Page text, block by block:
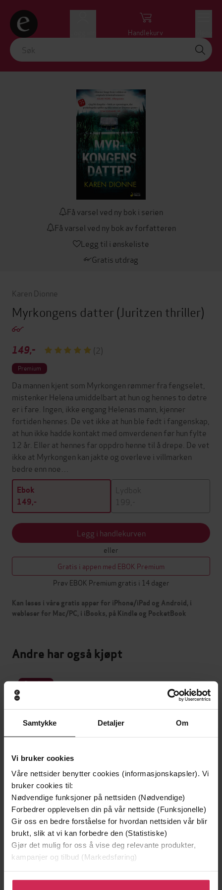
Samtykke Detaljer Om
Vi bruker cookies
Våre nettsider benytter cookies (informasjonskapsler). Vi
bruker cookies til:
Nødvendige funksjoner på nettsiden (Nødvendige)
Forbedrer opplevelsen din på vår nettside (Funksjonelle)
Gir oss en bedre forståelse for hvordan nettsiden vår blir
brukt, slik at vi kan forbedre den (Statistiske)
Gjør det mulig for oss å vise deg relevante produkter,
kampanjer og tilbud (Markedsføring)
Klikk på «Godta alle» for å gi oss ditt samtykke til å
Handlekurv
Få varsel ved ny bok i serien
Få varsel ved ny bok av forfatteren
Legg til i ønskeliste
Gratis utdrag
Karen Dionne
Myrkongens datter(Juritzen thriller)
149,- (2)
Premium
Da mannen kjent som Myrkongen rømmer fra fengselet,
mistenker Helena umiddelbart at hun og hennes to døtre
er i fare. Ingen, ikke engang Helenas mann, kjenner
fortiden hennes. De vet ikke at hun ble født i fangenskap,
at hun ikke hadde kontakt med omverdenen før hun fylte
12 år. Eller at hennes far oppdro henne til å drepe. De vet
ikke at Myrkongen kan jakte og overleve i villmarken
bedre enn noe…
Ebok
149,-
Lydbok
199,-
Legg i handlekurven
eller
Gratis i appen med EBOK Premium
Prøv EBOK Premium gratis i 14 dager
Kan leses i våre gratis apper for iPhone/iPad og Android, i
webleser for Mac/PC, i iBooks, på Kindle og PocketBook
Andre har også kjøpt
Premium
169,-
Tørst
Jo Nesbø
Heksen